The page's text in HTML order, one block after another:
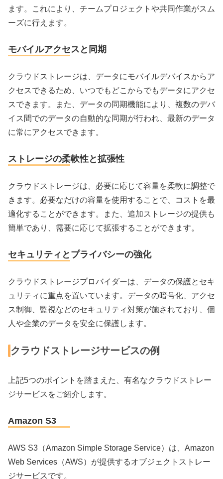
ます。これにより、チームプロジェクトや共同作業がスム
ーズに行えます。
モバイルアクセスと同期
クラウドストレージは、データにモバイルデバイスからア
クセスできるため、いつでもどこからでもデータにアクセ
スできます。また、データの同期機能により、複数のデバ
イス間でのデータの自動的な同期が行われ、最新のデータ
に常にアクセスできます。
ストレージの柔軟性と拡張性
クラウドストレージは、必要に応じて容量を柔軟に調整で
きます。必要なだけの容量を使用することで、コストを最
適化することができます。また、追加ストレージの提供も
簡単であり、需要に応じて拡張することができます。
セキュリティとプライバシーの強化
クラウドストレージプロバイダーは、データの保護とセキ
ュリティに重点を置いています。データの暗号化、アクセ
ス制御、監視などのセキュリティ対策が施されており、個
人や企業のデータを安全に保護します。
クラウドストレージサービスの例
上記5つのポイントを踏まえた、有名なクラウドストレー
ジサービスをご紹介します。
Amazon S3
AWS S3（Amazon Simple Storage Service）は、Amazon
Web Services（AWS）が提供するオブジェクトストレー
ジサービスです。